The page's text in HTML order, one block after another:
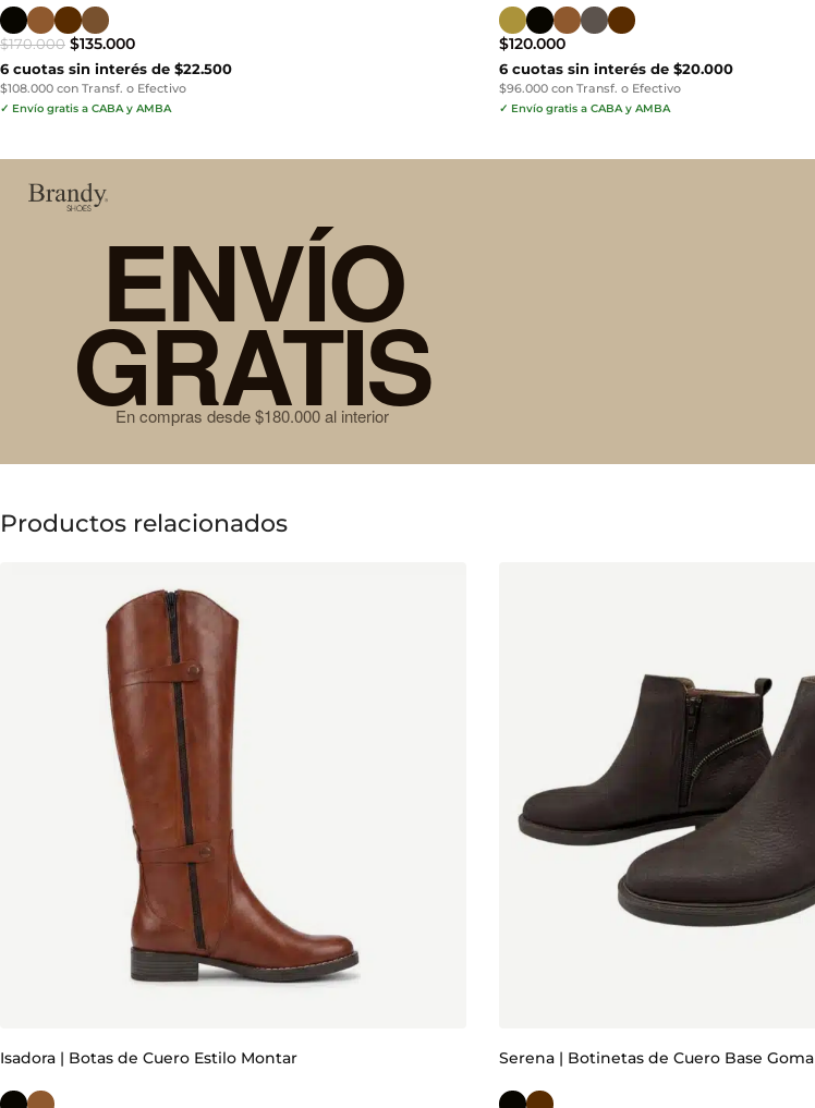
$170.000 $135.000
6 cuotas sin interés de $22.500
$108.000 con Transf. o Efectivo
✓ Envío gratis a CABA y AMBA
$120.000
6 cuotas sin interés de $20.000
$96.000 con Transf. o Efectivo
✓ Envío gratis a CABA y AMBA
ENVÍO
GRATIS
En compras desde $180.000 al interior
Productos relacionados
Isadora | Botas de Cuero Estilo Montar Serena | Botinetas de Cuero Base Goma